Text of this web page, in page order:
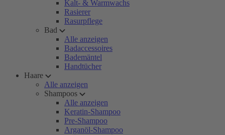
Kalt- & Warmwachs
Rasierer
Rasurpflege
Bad
Alle anzeigen
Badaccessoires
Bademäntel
Handtücher
Haare
Alle anzeigen
Shampoos
Alle anzeigen
Keratin-Shampoo
Pre-Shampoo
Arganöl-Shampoo